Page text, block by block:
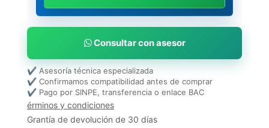
Consultar con asesor
✔ Asesoría técnica especializada
✔ Confirmamos compatibilidad antes de comprar
✔ Pago por SINPE, transferencia o enlace BAC
érminos y condiciones
Grantía de devolución de 30 días